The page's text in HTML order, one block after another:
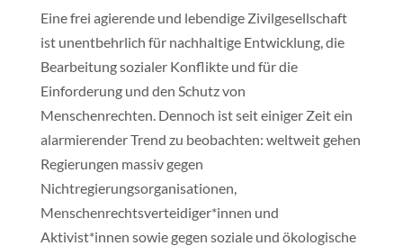
Eine frei agierende und lebendige Zivilgesellschaft
ist unentbehrlich für nachhaltige Entwicklung, die
Bearbeitung sozialer Konflikte und für die
Einforderung und den Schutz von
Menschenrechten. Dennoch ist seit einiger Zeit ein
alarmierender Trend zu beobachten: weltweit gehen
Regierungen massiv gegen
Nichtregierungsorganisationen,
Menschenrechtsverteidiger*innen und
Aktivist*innen sowie gegen soziale und ökologische